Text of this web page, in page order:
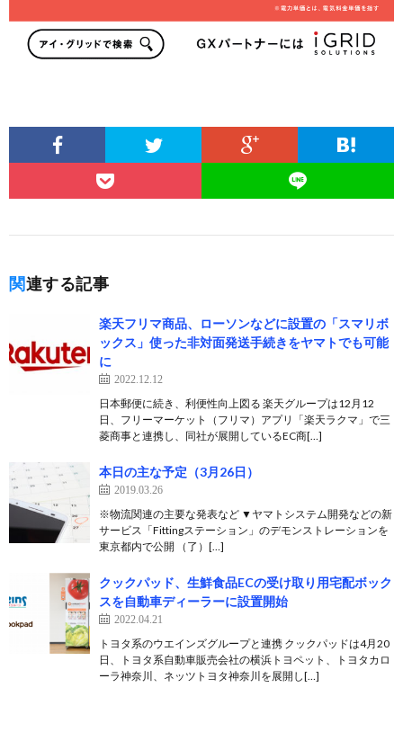
関連する記事
楽天フリマ商品、ローソンなどに設置の「スマリボ
ックス」使った非対面発送手続きをヤマトでも可能
に
2022.12.12
日本郵便に続き、利便性向上図る 楽天グループは12月12
日、フリーマーケット（フリマ）アプリ「楽天ラクマ」で三
菱商事と連携し、同社が展開しているEC商[…]
本日の主な予定（3月26日）
2019.03.26
※物流関連の主要な発表など ▼ヤマトシステム開発などの新
サービス「Fittingステーション」のデモンストレーションを
東京都内で公開 （了）[…]
クックパッド、生鮮食品ECの受け取り用宅配ボック
スを自動車ディーラーに設置開始
2022.04.21
トヨタ系のウエインズグループと連携 クックパッドは4月20
日、トヨタ系自動車販売会社の横浜トヨペット、トヨタカロ
ーラ神奈川、ネッツトヨタ神奈川を展開し[…]